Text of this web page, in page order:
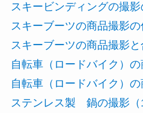
スキービンディングの撮
スキーブーツの商品撮影
スキーブーツの商品撮影
自転車（ロードバイク）
自転車（ロードバイク）
ステンレス製 鍋の撮影（1